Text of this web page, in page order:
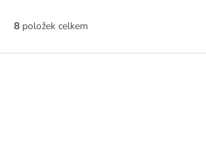
O
l
8položek celkem